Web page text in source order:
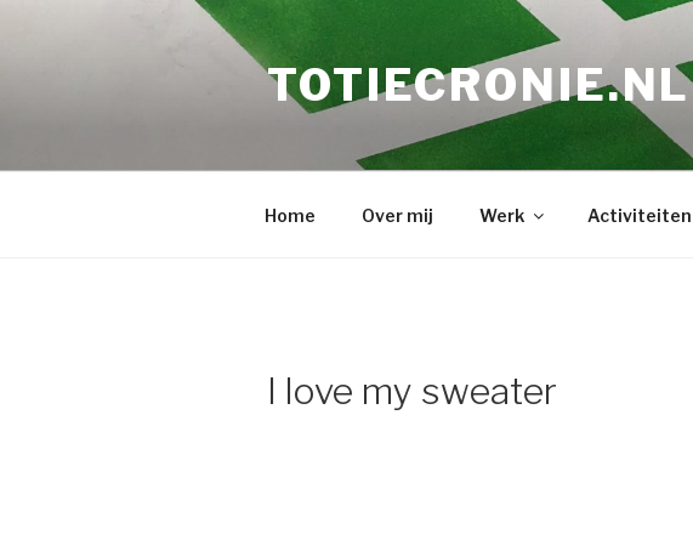
TOTIECRONIE.NL
Home Over mij Werk Activiteiten
I love my sweater